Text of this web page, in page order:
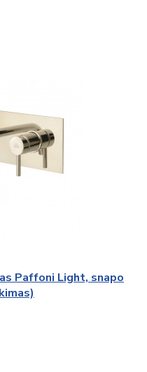
Paffoni Light, snapo